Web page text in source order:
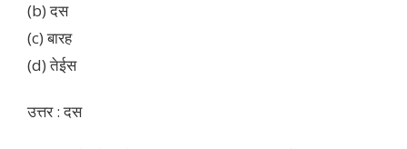
(b) दस
(c) बारह
(d) तेईस
उत्तर : दस